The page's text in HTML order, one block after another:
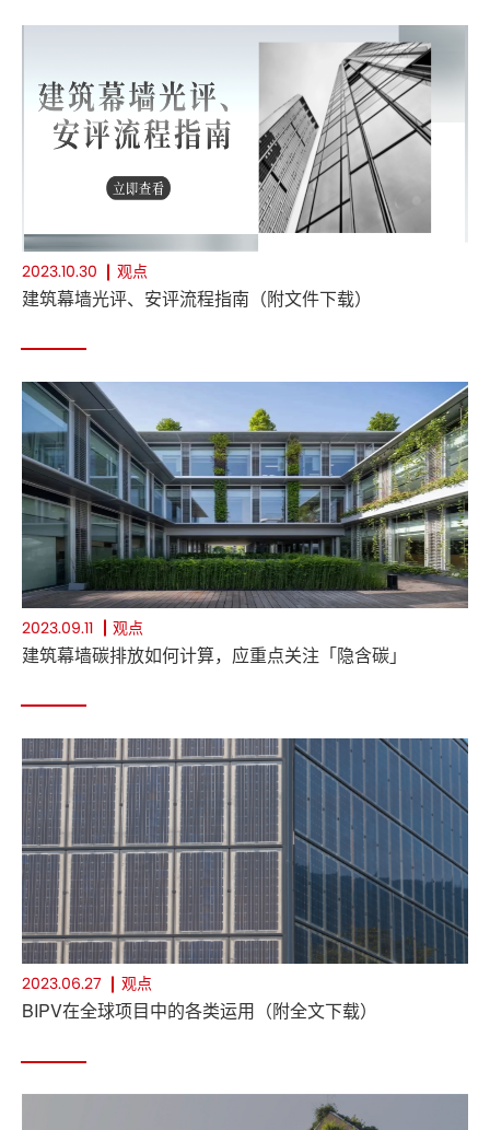
2023.10.30 观点
建筑幕墙光评、安评流程指南（附文件下载）
2023.09.11 观点
建筑幕墙碳排放如何计算，应重点关注「隐含碳」
2023.06.27 观点
BIPV在全球项目中的各类运用（附全文下载）